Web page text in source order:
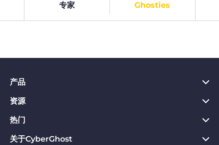
专家 Ghosties
产品
PC VPN应用
Chrome VPN应用
Mac VPN应用
资源
VPN是什么
Privacy Hub
热门
CyberGhost VPN评价
关于CyberGhost